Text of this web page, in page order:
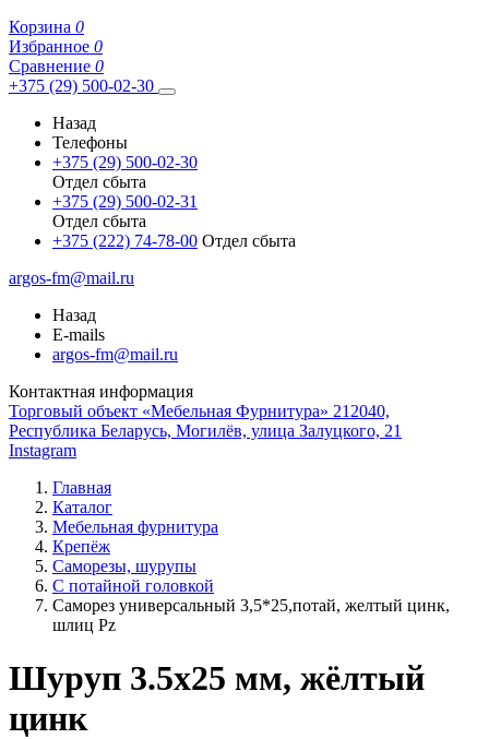
Корзина 0
Избранное 0
Сравнение 0
+375 (29) 500-02-30
Назад
Телефоны
+375 (29) 500-02-30
Отдел сбыта
+375 (29) 500-02-31
Отдел сбыта
+375 (222) 74-78-00 Отдел сбыта
argos-fm@mail.ru
Назад
E-mails
argos-fm@mail.ru
Контактная информация
Торговый объект «Мебельная Фурнитура» 212040,
Республика Беларусь, Могилёв, улица Залуцкого, 21
Instagram
Главная
Каталог
Мебельная фурнитура
Крепёж
Саморезы, шурупы
С потайной головкой
Саморез универсальный 3,5*25,потай, желтый цинк,
шлиц Pz
Шуруп 3.5x25 мм, жёлтый
цинк